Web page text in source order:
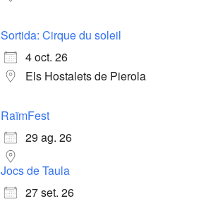
Sortida: Cirque du soleil
4 oct. 26
Els Hostalets de Pierola
RaïmFest
29 ag. 26
Jocs de Taula
27 set. 26